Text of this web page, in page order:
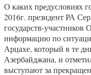
О каких предусловиях
2016г. президент РА
государств-
информацию по
Арцахе, который в те
Азербайджана, и
выступают за